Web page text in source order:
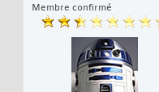
Membre confirmé